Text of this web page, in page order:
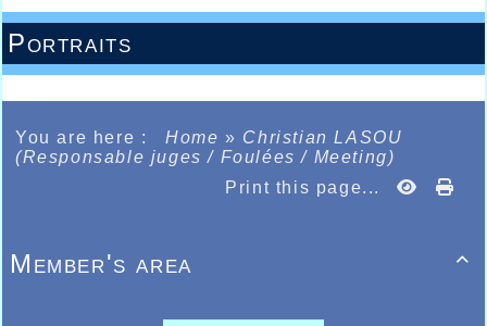
Portraits
You are here : Home» Christian LASOU
(Responsable juges / Foulées / Meeting)
Print this page...

Member's area